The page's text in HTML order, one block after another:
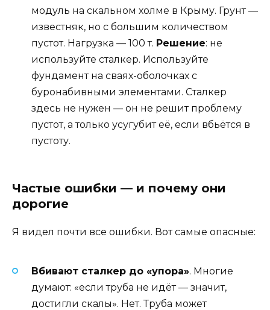
модуль на скальном холме в Крыму. Грунт —
известняк, но с большим количеством
пустот. Нагрузка — 100 т. Решение: не
используйте сталкер. Используйте
фундамент на сваях-оболочках с
буронабивными элементами. Сталкер
здесь не нужен — он не решит проблему
пустот, а только усугубит её, если вбьётся в
пустоту.
Частые ошибки — и почему они
дорогие
Я видел почти все ошибки. Вот самые опасные:
Вбивают сталкер до «упора». Многие
думают: «если труба не идёт — значит,
достигли скалы». Нет. Труба может